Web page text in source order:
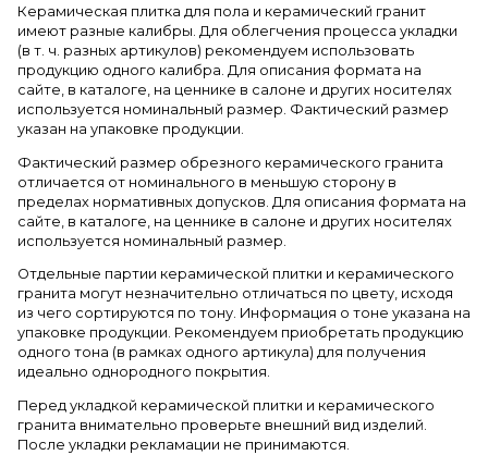
Керамическая плитка для пола и керамический гранит
имеют разные калибры. Для облегчения процесса укладки
(в т. ч. разных артикулов) рекомендуем использовать
продукцию одного калибра. Для описания формата на
сайте, в каталоге, на ценнике в салоне и других носителях
используется номинальный размер. Фактический размер
указан на упаковке продукции.
Фактический размер обрезного керамического гранита
отличается от номинального в меньшую сторону в
пределах нормативных допусков. Для описания формата на
сайте, в каталоге, на ценнике в салоне и других носителях
используется номинальный размер.
Отдельные партии керамической плитки и керамического
гранита могут незначительно отличаться по цвету, исходя
из чего сортируются по тону. Информация о тоне указана на
упаковке продукции. Рекомендуем приобретать продукцию
одного тона (в рамках одного артикула) для получения
идеально однородного покрытия.
Перед укладкой керамической плитки и керамического
гранита внимательно проверьте внешний вид изделий.
После укладки рекламации не принимаются.